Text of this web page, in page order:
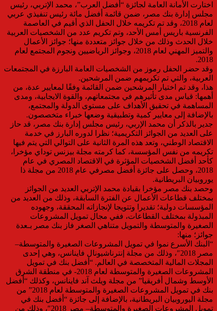
اختارت الأمانة العامة لجائزة “أفضل العرب”، محمد الإتربي، رئيس
مجلس إدارة بنك مصر، ضمن قائمة أفضل مائة رئيس تنفيذي عربي
لعام 2018، وقد تم تكريمه خلال الحفل الذي أقيم في العاصمة
الفرنسية باريس أمس الأحد، وتم تكريم عدد من الشخصيات العربية
خلال الحدث وذلك من خلال جوائز متعددة منها؛ جوائز الأعمال
والتميز المهني لعام 2018، وجوائز الرياضيين ونجوم المجتمع لعام
2018.
وقد حضر الحفل رموز من الشخصيات العامة البارزة في المجتمعات
العربية، والتي تم تكريمهم ضمن المرشحين.
هذا، وقد تم اختيار المرشحين ضمن القائمة وفقًا لمعايير عدة، من
أهمها: قياس مدى تأثيرهم في مجتمعاتهم، والقوة الايجابية، ومدى
المساهمة في تحقيق الأهداف على مستوى الدولة والمجتمع،
بالإضافة إلى معايير كمية وتطبيقية وضعها خبراء متخصصون.
جدير بالذكر أن محمد الإربي، رئيس مجلس إدارة بنك مصر، قد حاز
على العديد من الجوائز التكريمية؛ نظرا لدوره البارز في خدمة
الاقتصاد الوطني، وتعد هذه المرة الثانية على التوالي التي يتم فيها
تكريمه من نفس المؤسسة، كما كرمته مجلة بيزنس توداي مؤخرا،
كأحد أفضل الشخصيات المؤثرة في الاقتصاد المصري في عام
2018، وحصل على جائزة أفضل مصرفي عام 2018 من مجلة ذا
يوروبيان البريطانية.
وحصد بنك مصر مؤخرا بقيادة محمد الإتربي العديد من الجوائز
بمختلف قطاعات الأعمال عن الفترة السابقة، وذلك من العديد من
المؤسسات دولية؛ تقديرا وتتويجا لإنجازاته المحققة، وجهوده
المبذولة بمختلف القطاعات، ففي مجال تمويل المشروعات
الصغيرة والمتوسطة والتمويل متناهي الصغر فاز بنك مصر بـعدة
جوائز؛ منها:
“البنك الأسرع نموا في تمويل المشروعات الصغيرة والمتوسطة–
مصر 2018″، وذلك من مجلة إنترناشيونال فاينانس، وهي إحدى
المجلات المالية المتخصصة في العالم. “أفضل بنك في تمويل
المشروعات الصغيرة والمتوسطة لعام 2018- في منطقة الشرق
الأوسط وشمال أفريقيا” من مجلة ويلث آند فاينانس، وكذلك “أفضل
بنك في تمويل المشروعات الصغيرة والمتوسطة لعام 2018” من
مجلة اليوروبيان البريطانية، بالإضافة إلى جائزة “أفضل بنك في
تمويل المشروعات الصغيرة والمتوسطة– مصر 2018″، وذلك من